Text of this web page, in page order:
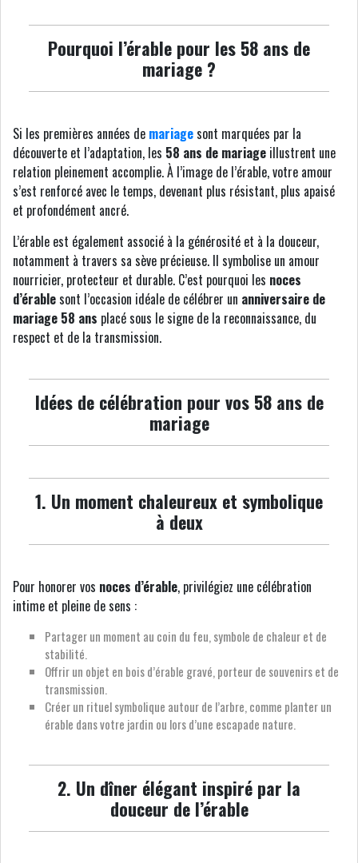
Pourquoi l’érable pour les 58 ans de
mariage ?
Si les premières années de mariagesont marquées par la
découverte et l’adaptation, les 58 ans de mariage illustrent une
relation pleinement accomplie. À l’image de l’érable, votre amour
s’est renforcé avec le temps, devenant plus résistant, plus apaisé
et profondément ancré.
L’érable est également associé à la générosité et à la douceur,
notamment à travers sa sève précieuse. Il symbolise un amour
nourricier, protecteur et durable. C’est pourquoi les noces
d’érablesont l’occasion idéale de célébrer un anniversaire de
mariage 58 ans placé sous le signe de la reconnaissance, du
respect et de la transmission.
Idées de célébration pour vos 58 ans de
mariage
1. Un moment chaleureux et symbolique
à deux
Pour honorer vos noces d’érable, privilégiez une célébration
intime et pleine de sens :
Partager un moment au coin du feu, symbole de chaleur et de
stabilité.
Offrir un objet en bois d’érable gravé, porteur de souvenirs et de
transmission.
Créer un rituel symbolique autour de l’arbre, comme planter un
érable dans votre jardin ou lors d’une escapade nature.
2. Un dîner élégant inspiré par la
douceur de l’érable